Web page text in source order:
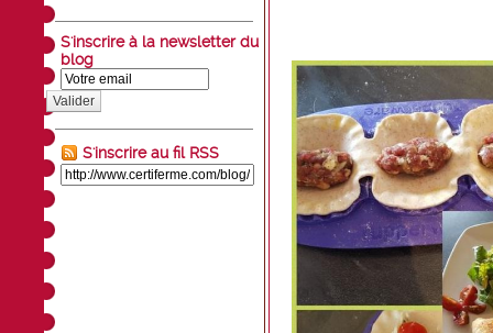
S'inscrire à la newsletter du
blog
Valider
S'inscrire au fil RSS